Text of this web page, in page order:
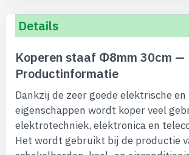
Details
Koperen staaf Φ8mm 30cm —
Productinformatie
Dankzij de zeer goede elektrische
eigenschappen wordt koper veel
elektrotechniek, elektronica en
Het wordt gebruikt bij de productie